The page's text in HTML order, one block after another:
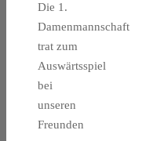
Die 1.
Damenmannschaft
trat zum
Auswärtsspiel
bei
unseren
Freunden